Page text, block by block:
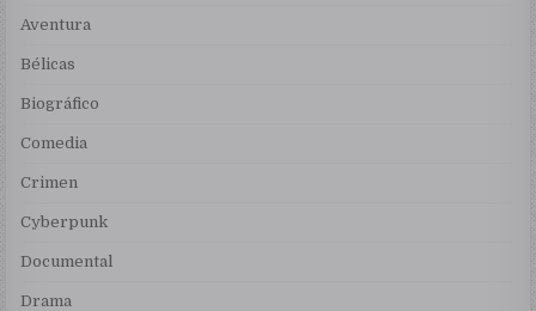
Aventura
Bélicas
Biográfico
Comedia
Crimen
Cyberpunk
Documental
Drama